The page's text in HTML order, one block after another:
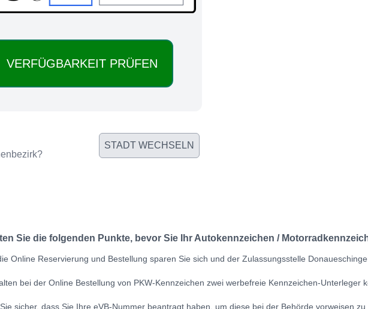
STADT WECHSELN
Sie die folgenden Punkte, bevor Sie Ihr Autokennzeichen /
Online Reservierung und Bestellung sparen Sie sich und der Zulassungsstelle
bei der Online Bestellung von PKW-Kennzeichen zwei werbefreie Kennzeichen-Unterleger
sicher, dass Sie Ihre eVB-Nummerbeantragt haben, um diese bei der Behörde vorweisen zu